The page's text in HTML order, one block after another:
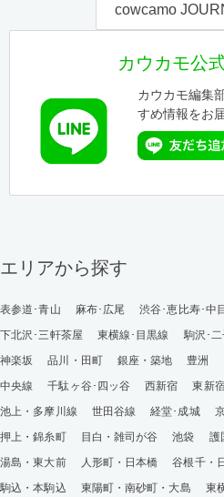
cowcamo
カウカモ公
カウカモ編集
すめ情報をお
エリアから探す
表参道･青山 麻布･広尾 渋谷･恵比寿･中
下北沢･三軒茶屋
東横線･目黒線 駒沢･二
神楽坂
品川・田町 銀座・築地 豊洲
中央線
千駄ヶ谷･四ッ谷 西新宿 東新
池上・多摩川線
世田谷線 経堂･成城
押上・錦糸町
目白・雑司が谷 池袋 護
湯島・東大前
人形町・日本橋 谷根千・
駒込・本駒込
東陽町・南砂町・大島 東